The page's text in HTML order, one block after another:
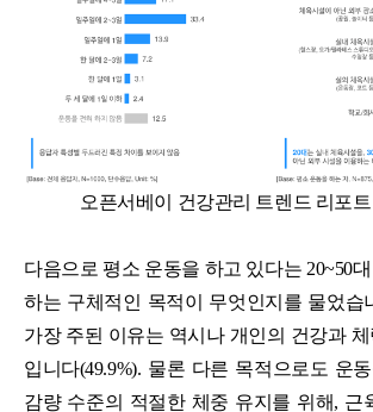
오픈서베이 건강관리 트렌드 리포트
다음으로 평소 운동을 하고 있다는 20~50
하는 구체적인 목적이 무엇인지를 물었습
가장 주된 이유는 역시나 개인의 건강과
입니다(49.9%). 물론 다른 목적으로도 운
감량 수준의 적절한 체중 유지를 위해, 근